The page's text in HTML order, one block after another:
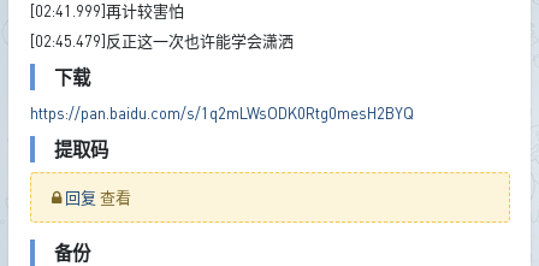
[02:41.999]再计较害怕
[02:45.479]反正这一次也许能学会潇洒
下载
https://pan.baidu.com/s/1q2mLWsODK0Rtg0mesH2BYQ
提取码
回复 查看
备份